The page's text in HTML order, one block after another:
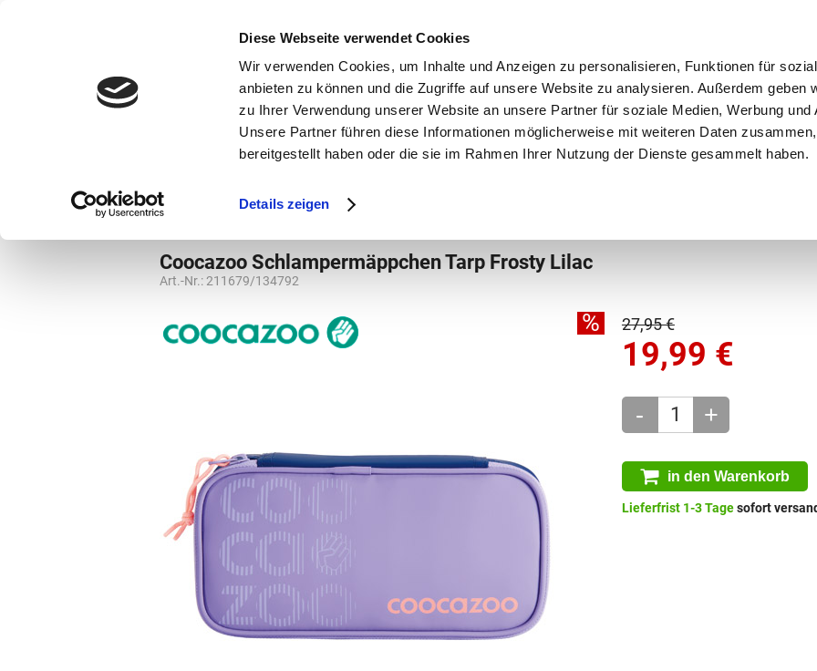
Diese Webseite verwendet Cookies
Wir verwenden Cookies, um Inhalte und Anzeigen zu personalisieren, Funktionen für
anbieten zu können und die Zugriffe auf unsere Website zu analysieren. Außerdem geben
zu Ihrer Verwendung unserer Website an unsere Partner für soziale Medien, Werbung und
Unsere Partner führen diese Informationen möglicherweise mit weiteren Daten
bereitgestellt haben oder die sie im Rahmen Ihrer Nutzung der Dienste gesammelt haben.
Details zeigen
bestellen und ausdrucken
3 x täglich an Werktagen!
Coocazoo Schlampermäppchen Tarp Frosty Lilac
Art.-Nr.:211679/134792
% 27,95 €
19,99 €
- +
in den Warenkorb
Lieferfrist 1-3 Tagesofort